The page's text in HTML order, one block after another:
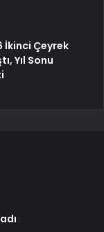
İkinci Çeyrek
Yıl Sonu